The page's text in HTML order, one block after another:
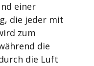
einer
die jeder mit
zum
die
die Luft